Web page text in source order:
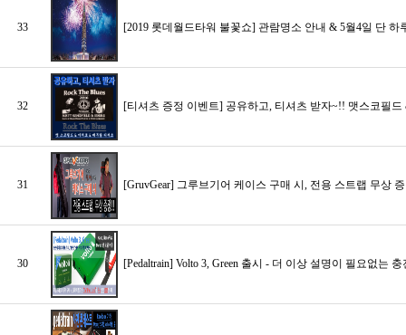
33 [2019 롯데월드타워 불꽃쇼] 관람명소 안내 & 5월4일 단
32 [티셔츠 증정 이벤트] 공유하고, 티셔츠 받자~!! 맷스코필
31 [GruvGear] 그루브기어 케이스 구매 시, 전용 스트랩 무상
30 [Pedaltrain] Volto 3, Green 출시 - 더 이상 설명이 필요없는